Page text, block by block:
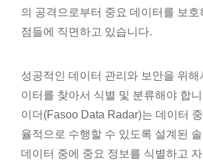
의 공격으로부터 중요 데이터를 보호
점들에 직면하고 있습니다.
성공적인 데이터 관리와 보안을 위해
이터를 찾아서 식별 및 분류해야 합
이더(Fasoo Data Radar)는 데이터
율적으로 수행할 수 있도록 설계된
데이터 중에 중요 정보를 식별하고